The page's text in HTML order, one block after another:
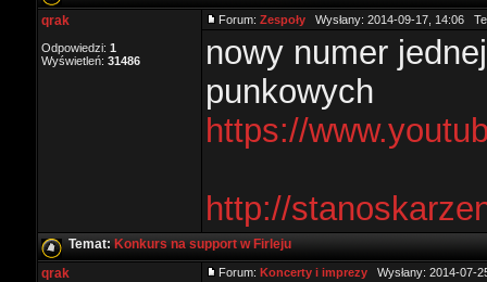
qrak
Odpowiedzi: 1
Wyświetleń: 31486
Forum: Zespoły Wysłany: 2014-09-17, 14:06
nowy numer
punkowych
https://
http://
Temat: Konkurs na support w Firleju
qrak
Forum: Koncerty i imprezy Wysłany: 2014-07-